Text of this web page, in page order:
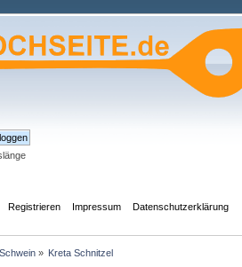
Registrieren Impressum Datenschutzerklärung
Schwein» Kreta Schnitzel